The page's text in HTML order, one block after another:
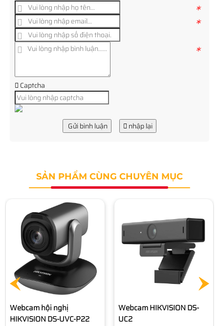
*
*
*
Captcha
Gửi bình luận nhập lại
SẢN PHẨM CÙNG CHUYÊN MỤC
Webcam HIKVISION DS-
UC2
HIKVISION DS-UL2
1.940.000 đ